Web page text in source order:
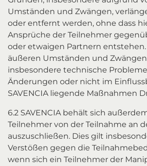
Umständen und Zwängen,
oder entfernt werden, ohne dass
Ansprüche der Teilnehmer
oder etwaigen Partnern
äußeren Umständen und
insbesondere technische
Änderungen oder nicht im
SAVENCIA liegende Maßnahmen
6.2 SAVENCIA behält sich
Teilnehmer von der Teilnahme an
auszuschließen. Dies gilt
Verstößen gegen die
wenn sich ein Teilnehmer der